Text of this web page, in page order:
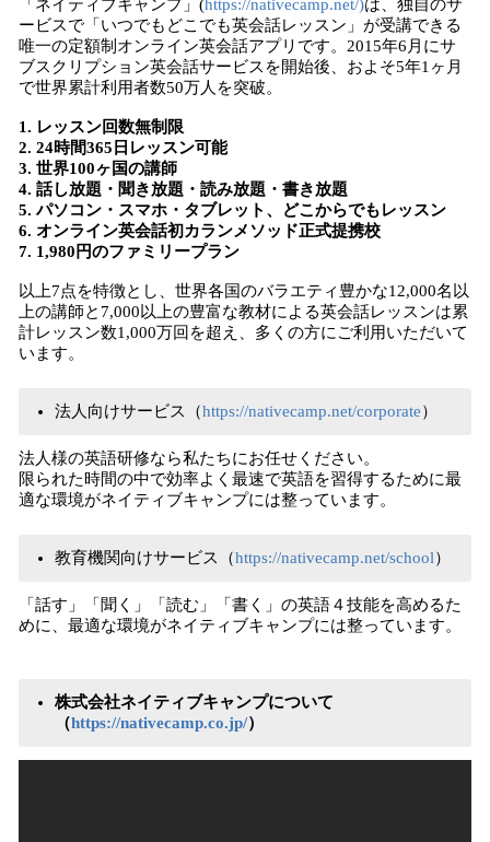
「ネイティブキャンプ」(https://nativecamp.net/)は、独自のサ
ービスで「いつでもどこでも英会話レッスン」が受講できる
唯一の定額制オンライン英会話アプリです。2015年6月にサ
ブスクリプション英会話サービスを開始後、およそ5年1ヶ月
で世界累計利用者数50万人を突破。
1. レッスン回数無制限
2. 24時間365日レッスン可能
3. 世界100ヶ国の講師
4. 話し放題・聞き放題・読み放題・書き放題
5. パソコン・スマホ・タブレット、どこからでもレッスン
6. オンライン英会話初カランメソッド正式提携校
7. 1,980円のファミリープラン
以上7点を特徴とし、世界各国のバラエティ豊かな12,000名以
上の講師と7,000以上の豊富な教材による英会話レッスンは累
計レッスン数1,000万回を超え、多くの方にご利用いただいて
います。
法人向けサービス（https://nativecamp.net/corporate）
法人様の英語研修なら私たちにお任せください。
限られた時間の中で効率よく最速で英語を習得するために最
適な環境がネイティブキャンプには整っています。
教育機関向けサービス（https://nativecamp.net/school）
「話す」「聞く」「読む」「書く」の英語４技能を高めるた
めに、最適な環境がネイティブキャンプには整っています。
株式会社ネイティブキャンプについて
（https://nativecamp.co.jp/）